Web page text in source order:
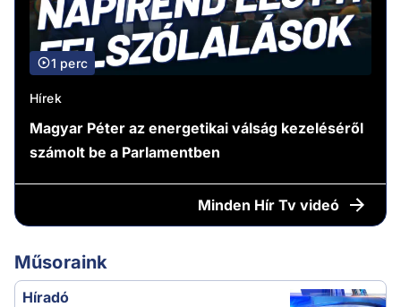
1 perc
Hírek
Magyar Péter az energetikai válság kezeléséről
számolt be a Parlamentben
Minden Hír Tv videó
Műsoraink
Híradó